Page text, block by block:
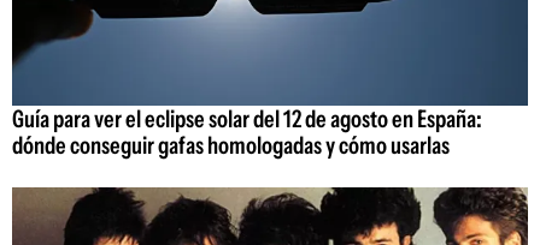
Guía para ver el eclipse solar del 12 de agosto en España:
dónde conseguir gafas homologadas y cómo usarlas